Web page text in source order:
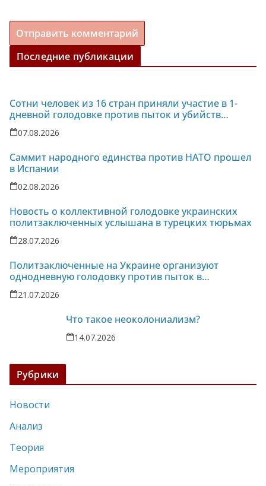
Последние публикации
Сотни человек из 16 стран приняли участие в 1-
дневной голодовке против пыток и убийств
политзаключенных на Украине
07.08.2026
Саммит народного единства против НАТО прошел
в Испании
02.08.2026
Новость о коллективной голодовке украинских
политзаключенных услышана в турецких тюрьмах
28.07.2026
Политзаключенные на Украине организуют
однодневную голодовку против пыток в
колонии-86
21.07.2026
Что такое неоколониализм?
14.07.2026
Рубрики
Новости
Анализ
Теория
Мероприятия